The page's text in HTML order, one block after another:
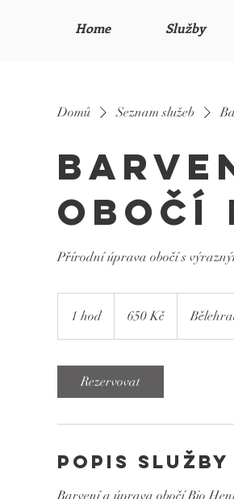
Home Služby
Domů Seznam služeb
obočí
Přírodní úprava obočí s
1 hod1
h
korun650 Kč
Rezervovat
Popis služby
Barvení a úprava obočí Bio